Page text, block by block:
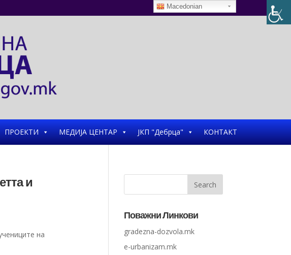
ПРОЕКТИ МЕДИЈА ЦЕНТАР ЈКП "Дебрца" КОНТАКТ
и
Поважни Линкови
gradezna-dozvola.mk
e-urbanizam.mk
Macedonian